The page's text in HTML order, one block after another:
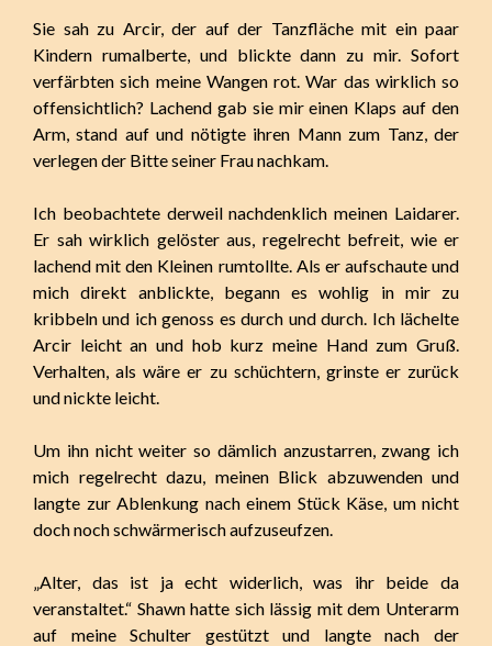
Sie sah zu Arcir, der auf der Tanzfläche mit ein paar
Kindern rumalberte, und blickte dann zu mir. Sofort
verfärbten sich meine Wangen rot. War das wirklich so
offensichtlich? Lachend gab sie mir einen Klaps auf den
Arm, stand auf und nötigte ihren Mann zum Tanz, der
verlegen der Bitte seiner Frau nachkam.
Ich beobachtete derweil nachdenklich meinen Laidarer.
Er sah wirklich gelöster aus, regelrecht befreit, wie er
lachend mit den Kleinen rumtollte. Als er aufschaute und
mich direkt anblickte, begann es wohlig in mir zu
kribbeln und ich genoss es durch und durch. Ich lächelte
Arcir leicht an und hob kurz meine Hand zum Gruß.
Verhalten, als wäre er zu schüchtern, grinste er zurück
und nickte leicht.
Um ihn nicht weiter so dämlich anzustarren, zwang ich
mich regelrecht dazu, meinen Blick abzuwenden und
langte zur Ablenkung nach einem Stück Käse, um nicht
doch noch schwärmerisch aufzuseufzen.
„Alter, das ist ja echt widerlich, was ihr beide da
veranstaltet.“ Shawn hatte sich lässig mit dem Unterarm
auf meine Schulter gestützt und langte nach der